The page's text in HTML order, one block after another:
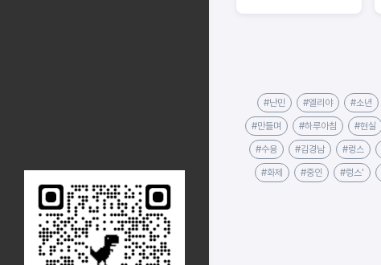
#난민 #엘리야 #소년
#만들며 #하루아침 #현실
#수용 #김경남 #렁스
#화제 #중인 #렁스'